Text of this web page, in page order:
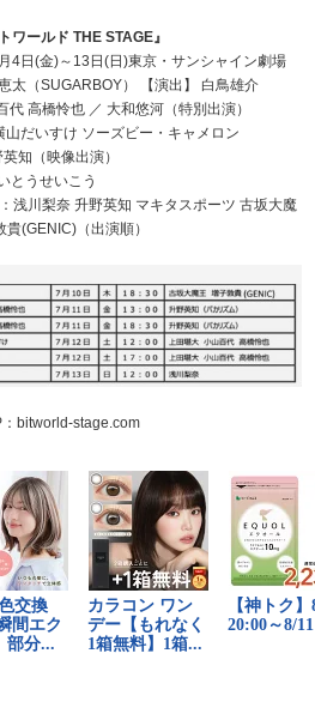
ワールド THE STAGE』
4日(金)～13日(日)東京・サンシャイン劇場
太（SUGARBOY） 【演出】 白鳥雄介
代 高橋怜也 ／ 大和悠河（特別出演）
だいすけ ソーズビー・キャメロン
知（映像出演）
とうせいこう
浅川梨奈 升野英知 マキタスポーツ 古坂大魔
貴(GENIC)（出演順）
bitworld-stage.com